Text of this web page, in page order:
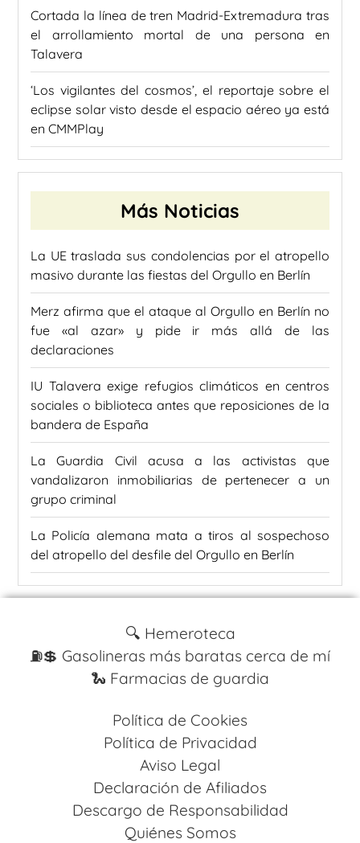
Cortada la línea de tren Madrid-Extremadura tras
el arrollamiento mortal de una persona en
Talavera
‘Los vigilantes del cosmos’, el reportaje sobre el
eclipse solar visto desde el espacio aéreo ya está
en CMMPlay
Más Noticias
La UE traslada sus condolencias por el atropello
masivo durante las fiestas del Orgullo en Berlín
Merz afirma que el ataque al Orgullo en Berlín no
fue «al azar» y pide ir más allá de las
declaraciones
IU Talavera exige refugios climáticos en centros
sociales o biblioteca antes que reposiciones de la
bandera de España
La Guardia Civil acusa a las activistas que
vandalizaron inmobiliarias de pertenecer a un
grupo criminal
La Policía alemana mata a tiros al sospechoso
del atropello del desfile del Orgullo en Berlín
🔍 Hemeroteca
⛽️💲 Gasolineras más baratas cerca de mí
🐍 Farmacias de guardia
Política de Cookies
Política de Privacidad
Aviso Legal
Declaración de Afiliados
Descargo de Responsabilidad
Quiénes Somos